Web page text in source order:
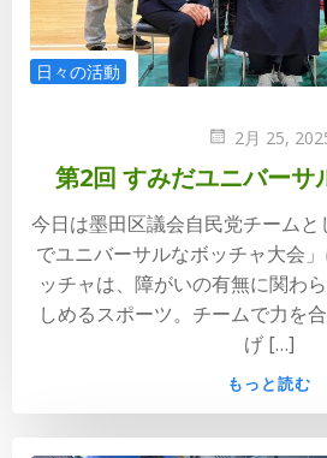
日々の活動
2月 25,
第2回 すみだユニバーサ
今日は墨田区議会自民党チーム
でユニバーサルなボッチャ大会
ッチャは、障がいの有無に関わ
しめるスポーツ。チームで力を
げ […]
もっと読む